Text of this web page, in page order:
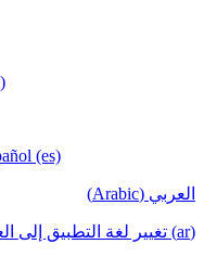
(es)
العربي (Arabic)
(ar) تغيير لغة التطبيق إلى العربية